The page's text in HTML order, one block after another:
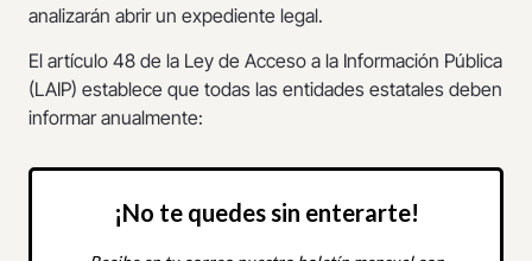
analizarán abrir un expediente legal.
El artículo 48 de la Ley de Acceso a la Información Pública
(LAIP) establece que todas las entidades estatales deben
informar anualmente:
¡No te quedes sin enterarte!